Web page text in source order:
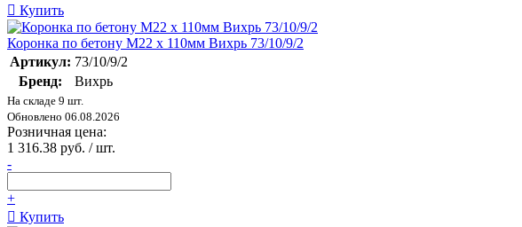
Купить
Коронка по бетону М22 х 110мм Вихрь 73/10/9/2
Артикул: 73/10/9/2
Бренд:
Вихрь
На складе 9 шт.
Обновлено 06.08.2026
Розничная цена:
1 316.38 руб. / шт.
-
+
Купить